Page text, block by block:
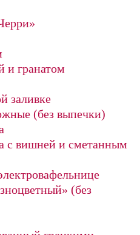
и гранатом
заливке
(без выпечки)
с вишней и сметанным
(без